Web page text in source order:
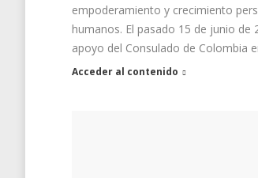
empoderamiento y crecimiento
humanos. El pasado 15 de junio de
apoyo del Consulado de Colombia
Acceder al contenido